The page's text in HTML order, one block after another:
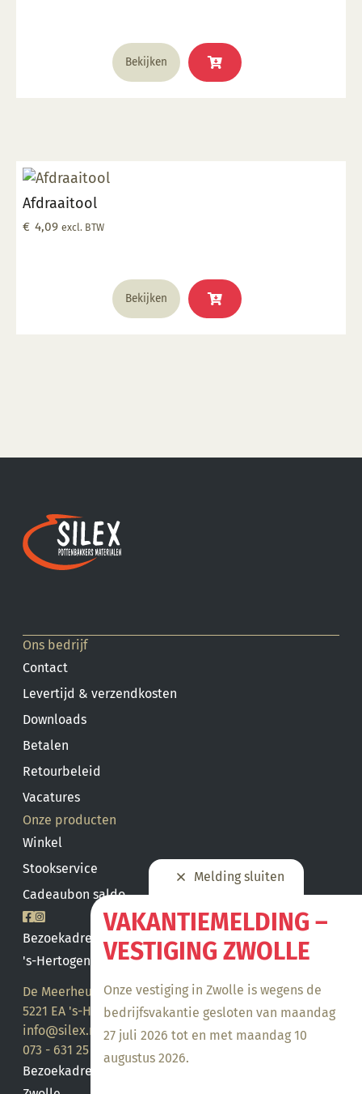
Melding sluiten
VAKANTIEMELDING –
VESTIGING ZWOLLE
Onze vestiging in Zwolle is wegens de
bedrijfsvakantie gesloten van maandag
27 juli 2026 tot en met maandag 10
augustus 2026.
Bekijken
Afdraaitool
€ 4,09 excl. BTW
Bekijken
Ons bedrijf
Contact
Levertijd & verzendkosten
Downloads
Betalen
Retourbeleid
Vacatures
Onze producten
Winkel
Stookservice
Cadeaubon saldo
Bezoekadres
's-Hertogenbosch
De Meerheuvel 21
5221 EA 's-Hertogenbosch
info@silex.nl
073 - 631 25 28
Bezoekadres